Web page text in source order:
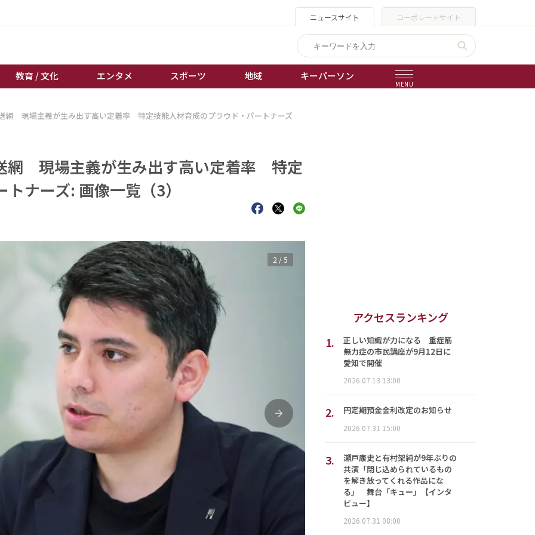
ニュースサイト コーポレートサイト
教育 / 文化 エンタメ スポーツ 地域 キーパーソン
MENU
経済 / ビジネス
エンタメ
スポーツ
誰もが輝いて働く社会へ
競輪
ボートレース
網 現場主義が生み出す高い定着率 特定技能人材育成のプラウド・パートナーズ
網 現場主義が生み出す高い定着率 特定
ナーズ: 画像一覧（3）
次
3 /5
アクセスランキング
1.
正しい知識が力になる 重症筋
無力症の市民講座が9月12日に
愛知で開催
2026.07.13 13:00
2. 円定期預金金利改定のお知らせ
2026.07.31 15:00
3.
瀬戸康史と有村架純が9年ぶりの
共演「閉じ込められているもの
を解き放ってくれる作品にな
る」 舞台「キュー」【インタ
ビュー】
2026.07.31 08:00